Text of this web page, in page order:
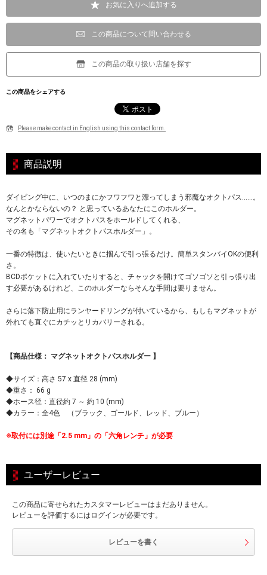
お気に入りへ追加する
この商品について問い合わせる
この商品の取り扱い店舗を探す
この商品をシェアする
Please make contact in English using this contact form.
商品説明
ダイビング中に、いつのまにかフワフワと漂ってしまう邪魔なオクトパス……。
なんとかならないの？ と思っているあなたにこのホルダー。
マグネットパワーでオクトパスをホールドしてくれる、
その名も「マグネットオクトパスホルダー」。
一番の特徴は、使いたいときに掴んで引っ張るだけ。簡単スタンバイOKの便利
さ。
BCDポケットに入れていたりすると、チャックを開けてゴソゴソと引っ張り出
す必要があるけれど、このホルダーならそんな手間は要りません。
さらに落下防止用にランヤードリングが付いているから、もしもマグネットが
外れても直ぐにカチッとリカバリーされる。
【商品仕様： マグネットオクトパスホルダー 】
◆サイズ：高さ 57 x 直径 28 (mm)
◆重さ： 66 g
◆ホース径：直径約 7 ～ 約 10 (mm)
◆カラー：全4色 （ブラック、ゴールド、レッド、ブルー）
※取付には別途「2.5 mm」の「六角レンチ」が必要
ユーザーレビュー
この商品に寄せられたカスタマーレビューはまだありません。
レビューを評価するにはログインが必要です。
レビューを書く